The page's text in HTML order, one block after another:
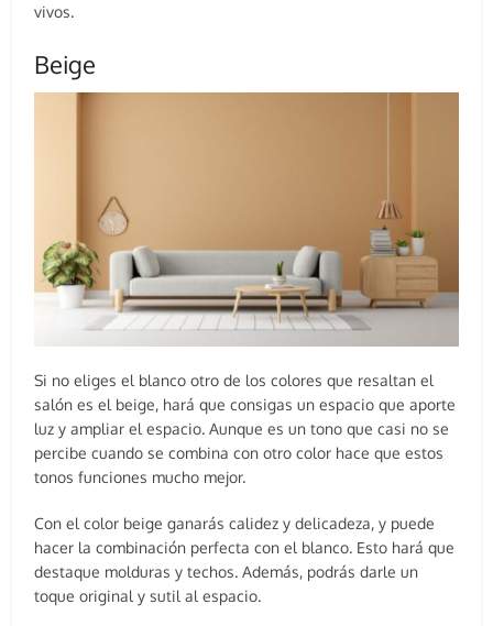
vivos.
Beige
Si no eliges el blanco otro de los colores que resaltan el
salón es el beige, hará que consigas un espacio que aporte
luz y ampliar el espacio. Aunque es un tono que casi no se
percibe cuando se combina con otro color hace que estos
tonos funciones mucho mejor.
Con el color beige ganarás calidez y delicadeza, y puede
hacer la combinación perfecta con el blanco. Esto hará que
destaque molduras y techos. Además, podrás darle un
toque original y sutil al espacio.